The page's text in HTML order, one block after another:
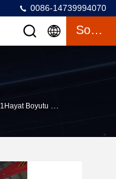
0086-14739994070
Sohbet
1Hayat Boyutu Özel Ekran Modeli, Dekoratif Heykel Için Otomotiv Dereceli Boya Ve Hassas Sıkıştırma Kalıplaması